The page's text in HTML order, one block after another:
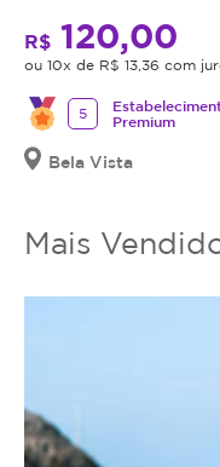
R$ 120,00
ou 10x de R$ 13,36 com
5
Premium
Bela Vista
Mais